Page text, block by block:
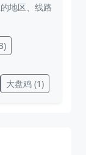
地区、线路
大盘鸡 (1)